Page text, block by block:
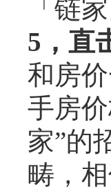
「链家
5，直
和房
手房
家”的
畴，